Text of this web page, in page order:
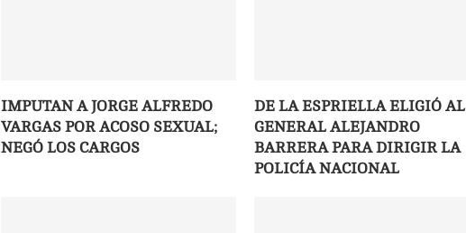
IMPUTAN A JORGE ALFREDO
VARGAS POR ACOSO SEXUAL;
NEGÓ LOS CARGOS
DE LA ESPRIELLA ELIGIÓ AL
GENERAL ALEJANDRO
BARRERA PARA DIRIGIR LA
POLICÍA NACIONAL